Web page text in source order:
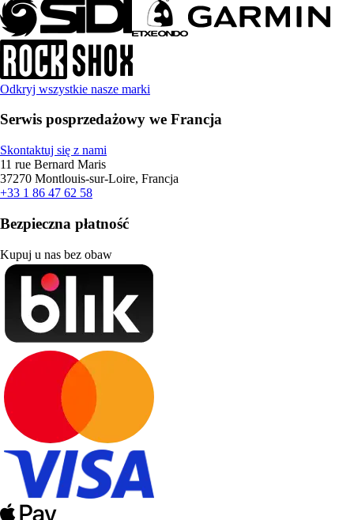
Odkryj wszystkie nasze marki
Serwis posprzedażowy we Francja
Skontaktuj się z nami
11 rue Bernard Maris
37270 Montlouis-sur-Loire, Francja
+33 1 86 47 62 58
Bezpieczna płatność
Kupuj u nas bez obaw